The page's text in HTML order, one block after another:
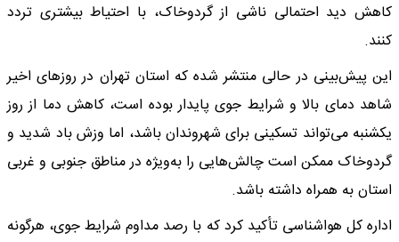
کاهش دید احتمالی ناشی از گردوخاک، با احتیاط بیشتری تردد
کنند.
این پیش‌بینی در حالی منتشر شده که استان تهران در روز‌های اخیر
شاهد دمای بالا و شرایط جوی پایدار بوده است، کاهش دما از روز
یکشنبه می‌تواند تسکینی برای شهروندان باشد، اما وزش باد شدید و
گردوخاک ممکن است چالش‌هایی را به‌ویژه در مناطق جنوبی و غربی
استان به همراه داشته باشد.
اداره کل هواشناسی تأکید کرد که با رصد مداوم شرایط جوی، هرگونه